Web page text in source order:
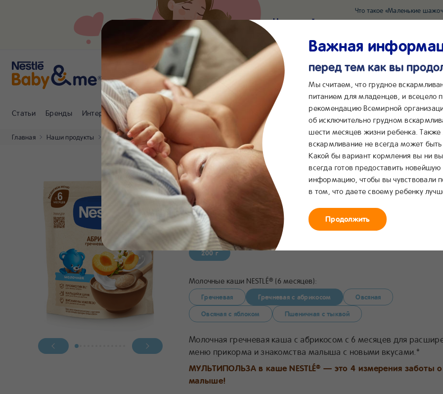
Что такое «Маленькие
Наш новый суперсервис для отслеживания
*2055 Сообщения в
Статьи Бренды Интернет-магазин Клуб Nestlé Baby&me Сервисы Бейбимания
Главная Наши продукты NESTLÉ® NESTLÉ® Молочная гречневая каша с абрикосом
NESTLÉ® Молочная
каша с абрикосом
4.9 Приготовление Поделиться В избранное
200 г
Молочные каши NESTLÉ® (6 месяцев):
Гречневая Гречневая с абрикосом
Овсяная
Овсяная с яблоком
Пшеничная с тыквой
Молочная гречневая каша с абрикосом с 6 месяцев для
меню прикорма и знакомства малыша с новыми вкусами.*
МУЛЬТИПОЛЬЗА в каше NESTLÉ® — это 4 измерения заботы о
малыше!
Важная
перед тем как вы
Мы считаем, что грудное
питанием для младенцев, и всецело
рекомендацию Всемирной
об исключительно грудном
шести месяцев жизни ребенка.
вскармливание не всегда может
Какой бы вариант кормления вы ни
всегда готов предоставить
информацию, чтобы вы чувствовали
в том, что даете своему ребенку
Продолжить